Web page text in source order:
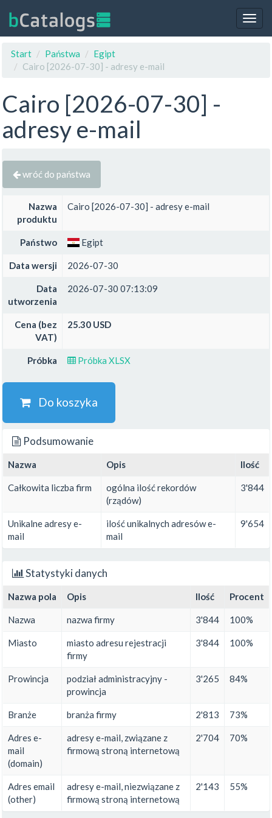
Start
Państwa
Egipt
Cairo [2026-07-30] - adresy e-mail
Cairo [2026-07-30] -
adresy e-mail
wróć do państwa
Nazwa
produktu
Cairo [2026-07-30] - adresy e-mail
Państwo Egipt
Data wersji 2026-07-30
Data
utworzenia
2026-07-30 07:13:09
Cena (bez
VAT)
25.30 USD
Próbka Próbka XLSX
Do koszyka
Podsumowanie
Nazwa Opis Ilość
Całkowita liczba firm
ogólna ilość rekordów
(rządów)
3'844
Unikalne adresy e-
mail
ilość unikalnych adresów e-
mail
9'654
Statystyki danych
Nazwa pola Opis Ilość Procent
Nazwa nazwa firmy 3'844 100%
Miasto
miasto adresu rejestracji
firmy
3'844 100%
Prowincja
podział administracyjny -
prowincja
3'265 84%
Branże branża firmy 2'813 73%
Adres e-
mail
(domain)
adresy e-mail, związane z
firmową stroną internetową
2'704 70%
Adres email
(other)
adresy e-mail, niezwiązane z
firmową stroną internetową
2'143 55%